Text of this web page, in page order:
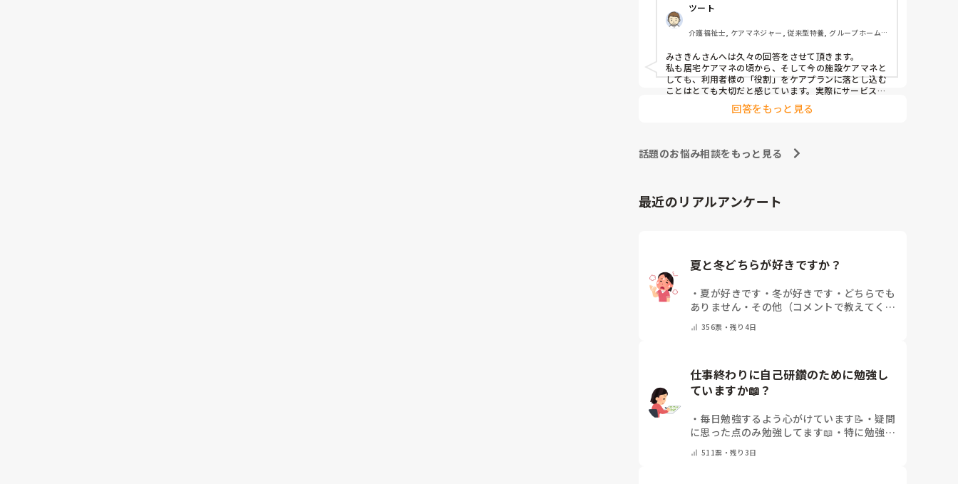
ツート
介護福祉士, ケアマネジャー, 従来型特養, グループホーム,
みさきんさんへは久々の回答をさせて頂きます。
私も居宅ケアマネの頃から、そして今の施設ケアマネと
しても、利用者様の「役割」をケアプランに落とし込む
ことはとても大切だと感じています。実際にサービス内
容に明記を可能な限りしており、担当者会議では略する
事なく説明しております。 役割を持つことは、その方
すよね。 みさきんさんのように、日常の中に自然な形
で役割を取り入れておられる取り組み、とても勉強にな
回答をもっと見る
話題のお悩み相談をもっと見る
最近のリアルアンケート
夏と冬どちらが好きですか？
・ 夏が好きです ・冬が好きです ・ どちらでも
ありません ・ その他（コメントで教えてくだ
356票・残り4日
仕事終わりに自己研鑽のために勉強し
ていますか📖？
・ 毎日勉強するよう心がけています📝 ・疑問
に思った点のみ勉強してます📖 ・ 特に勉強し
さい）
511票・残り3日